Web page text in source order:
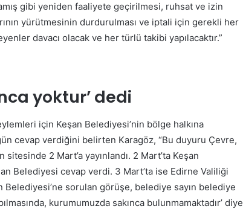
gibi yeniden faaliyete geçirilmesi, ruhsat ve izin
yürütmesinin durdurulması ve iptali için gerekli her
davacı olacak ve her türlü takibi yapılacaktır.”
yoktur’ dedi
için Keşan Belediyesi’nin bölge halkına
cevap verdiğini belirten Karagöz, “Bu duyuru Çevre,
2 Mart’a yayınlandı. 2 Mart’ta Keşan
Belediyesi cevap verdi. 3 Mart’ta ise Edirne Valiliği
Belediyesi’ne sorulan görüşe, belediye sayın belediye
kurumumuzda sakınca bulunmamaktadır’ diye